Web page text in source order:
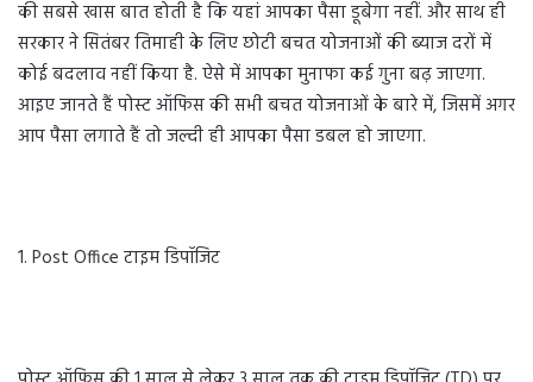
की सबसे खास बात होती है कि यहां आपका पैसा डूबेगा नहीं. और साथ ही
सरकार ने सितंबर तिमाही के लिए छोटी बचत योजनाओं की ब्याज दरों में
कोई बदलाव नहीं किया है. ऐसे में आपका मुनाफा कई गुना बढ़ जाएगा.
आइए जानते हैं पोस्ट ऑफिस की सभी बचत योजनाओं के बारे में, जिसमें अगर
आप पैसा लगाते हैं तो जल्दी ही आपका पैसा डबल हो जाएगा.
1. Post Office टाइम डिपॉजिट